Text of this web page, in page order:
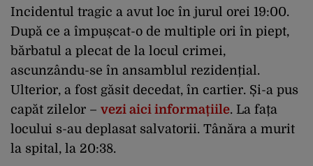
Incidentul tragic a avut loc în jurul orei 19:00.
După ce a împușcat-o de multiple ori în piept,
bărbatul a plecat de la locul crimei,
ascunzându-se în ansamblul rezidențial.
Ulterior, a fost găsit decedat, în cartier. Și-a pus
capăt zilelor – vezi aici informațiile. La fața
locului s-au deplasat salvatorii. Tânăra a murit
la spital, la 20:38.